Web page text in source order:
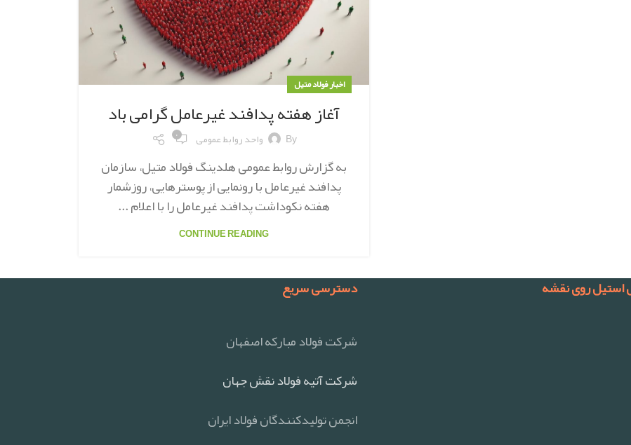
اخبار فولاد متیل
آغاز هفته پدافند غیرعامل گرامی باد
By واحد روابط عمومی ۰
به گزارش روابط عمومی هلدینگ فولاد متیل، سازمان
پدافند غیرعامل با رونمایی از پوسترهایی، روزشمار
هفته نکوداشت پدافند غیرعامل را با اعلام ...
CONTINUE READING
استیل روی نقشه دسترسی سریع
شرکت فولاد مبارکه اصفهان
شرکت آتیه فولاد نقش جهان
انجمن تولیدکنندگان فولاد ایران